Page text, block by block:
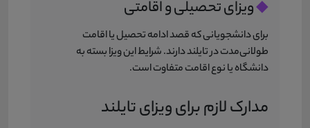
◆ویزای تحصیلی و اقامتی
برای دانشجویانی که قصد ادامه تحصیل یا اقامت
طولانی‌مدت در تایلند دارند. شرایط این ویزا بسته به
دانشگاه یا نوع اقامت متفاوت است.
مدارک لازم برای ویزای تایلند